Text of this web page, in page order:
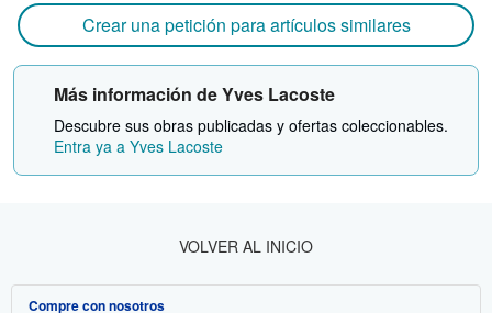
Crear una petición para artículos similares
Más información de Yves Lacoste
Descubre sus obras publicadas y ofertas coleccionables.
Entra ya a Yves Lacoste
VOLVER AL INICIO
Compre con nosotros